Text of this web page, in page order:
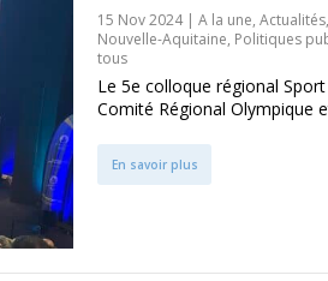
15 Nov 2024| A la une, Actualités,
Nouvelle-Aquitaine, Politiques
tous
Le 5e colloque régional
Comité Régional Olympique
En savoir plus